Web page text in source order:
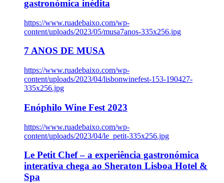
gastronómica inédita
https://www.ruadebaixo.com/wp-
content/uploads/2023/05/musa7anos-335x256.jpg
7 ANOS DE MUSA
https://www.ruadebaixo.com/wp-
content/uploads/2023/04/lisbonwinefest-153-190427-
335x256.jpg
Enóphilo Wine Fest 2023
https://www.ruadebaixo.com/wp-
content/uploads/2023/04/le_petit-335x256.jpg
Le Petit Chef – a experiência gastronómica
interativa chega ao Sheraton Lisboa Hotel &
Spa